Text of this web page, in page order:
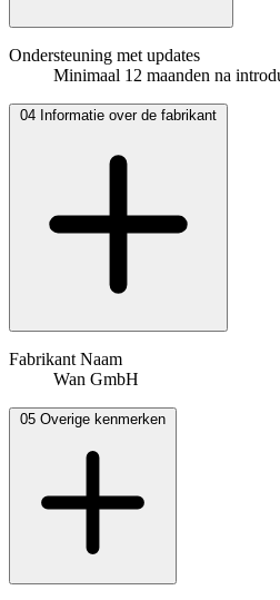
Ondersteuning met updates
Minimaal 12 maanden na
04 Informatie over de fabrikant
Fabrikant Naam
Wan GmbH
05 Overige kenmerken